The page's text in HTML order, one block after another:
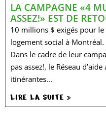
LA CAMPAGNE «4
ASSEZ!» EST DE
10 millions $ exigés pour
logement social à
Dans le cadre de leur
pas assez!, le Réseau
itinérantes...
LIRE LA SUITE »